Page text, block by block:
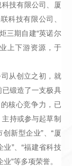
技有限公司、厦
科技有限公司、
三期自建“英诺尔
上下游资源，于
司从创立之初，就
已锻造了一支极具
核心竞争力，已
持或参与起草制
新型企业”、“厦
”、“福建省科技
”等多项荣誉。